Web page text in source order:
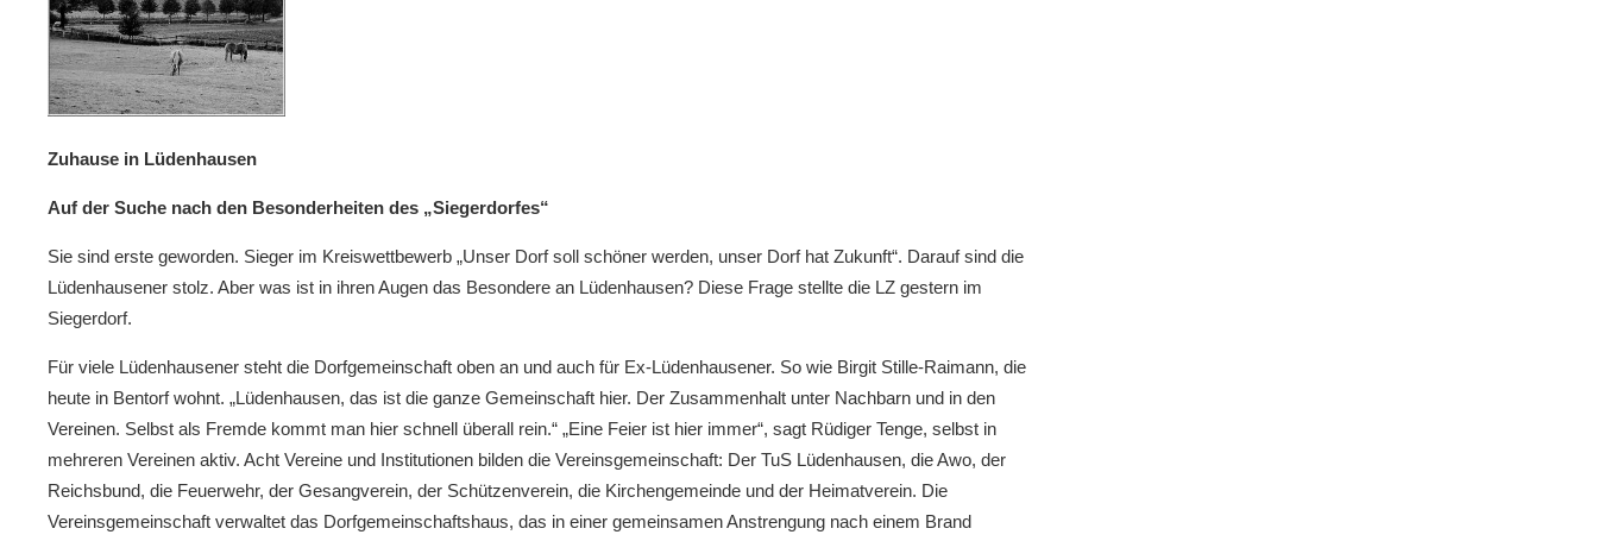
Zuhause in Lüdenhausen
Auf der Suche nach den Besonderheiten des „Siegerdorfes“
Sie sind erste geworden. Sieger im Kreiswettbewerb „Unser Dorf soll schöner werden, unser Dorf hat Zukunft“. Darauf sind die
Lüdenhausener stolz. Aber was ist in ihren Augen das Besondere an Lüdenhausen? Diese Frage stellte die LZ gestern im
Siegerdorf.
Für viele Lüdenhausener steht die Dorfgemeinschaft oben an und auch für Ex-Lüdenhausener. So wie Birgit Stille-Raimann, die
heute in Bentorf wohnt. „Lüdenhausen, das ist die ganze Gemeinschaft hier. Der Zusammenhalt unter Nachbarn und in den
Vereinen. Selbst als Fremde kommt man hier schnell überall rein.“ „Eine Feier ist hier immer“, sagt Rüdiger Tenge, selbst in
mehreren Vereinen aktiv. Acht Vereine und Institutionen bilden die Vereinsgemeinschaft: Der TuS Lüdenhausen, die Awo, der
Reichsbund, die Feuerwehr, der Gesangverein, der Schützenverein, die Kirchengemeinde und der Heimatverein. Die
Vereinsgemeinschaft verwaltet das Dorfgemeinschaftshaus, das in einer gemeinsamen Anstrengung nach einem Brand